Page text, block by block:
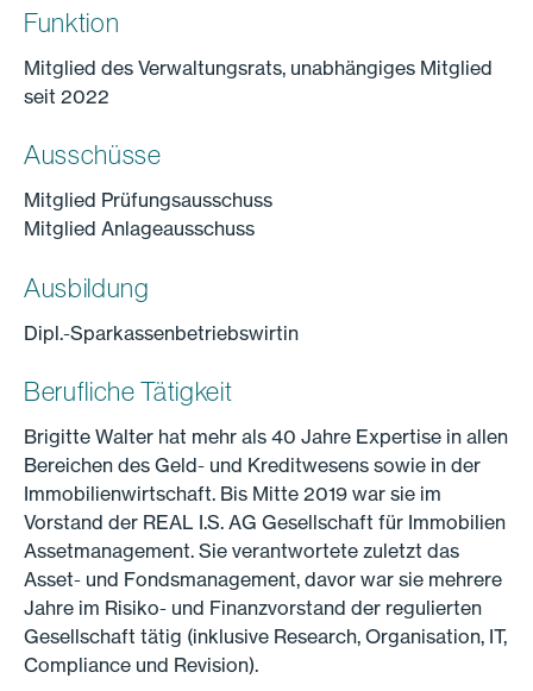
Funktion
Mitglied des Verwaltungsrats, unabhängiges Mitglied
seit 2022
Ausschüsse
Mitglied Prüfungsausschuss
Mitglied Anlageausschuss
Ausbildung
Dipl.-Sparkassenbetriebswirtin
Berufliche Tätigkeit
Brigitte Walter hat mehr als 40 Jahre Expertise in allen
Bereichen des Geld- und Kreditwesens sowie in der
Immobilienwirtschaft. Bis Mitte 2019 war sie im
Vorstand der REAL I.S. AG Gesellschaft für Immobilien
Assetmanagement. Sie verantwortete zuletzt das
Asset- und Fondsmanagement, davor war sie mehrere
Jahre im Risiko- und Finanzvorstand der regulierten
Gesellschaft tätig (inklusive Research, Organisation, IT,
Compliance und Revision).